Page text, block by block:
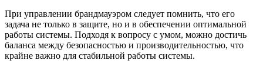
При управлении брандмауэром следует помнить, что его
задача не только в защите, но и в обеспечении оптимальной
работы системы. Подходя к вопросу с умом, можно достичь
баланса между безопасностью и производительностью, что
крайне важно для стабильной работы системы.